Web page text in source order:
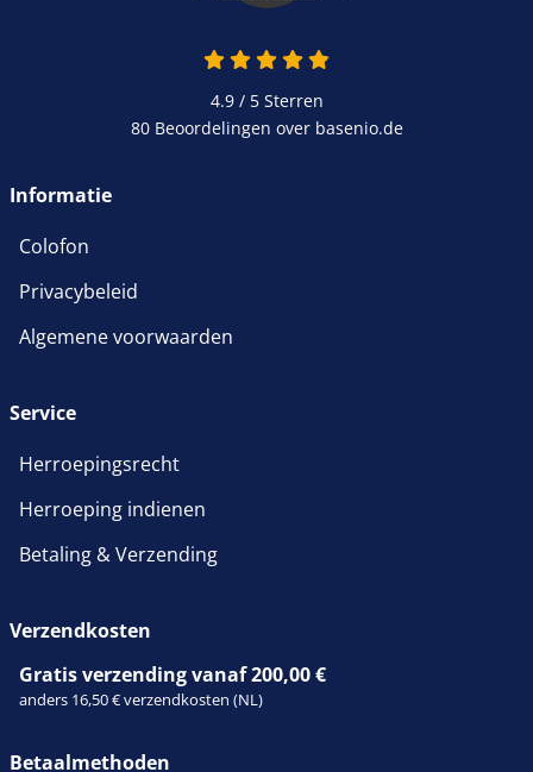
4.9 van 5
4.9 / 5Sterren
80 Beoordelingen over basenio.de
Informatie
Colofon
Privacybeleid
Algemene voorwaarden
Service
Herroepingsrecht
Herroeping indienen
Betaling & Verzending
Verzendkosten
Gratis verzending vanaf 200,00 €
anders 16,50 € verzendkosten (NL)
Betaalmethoden